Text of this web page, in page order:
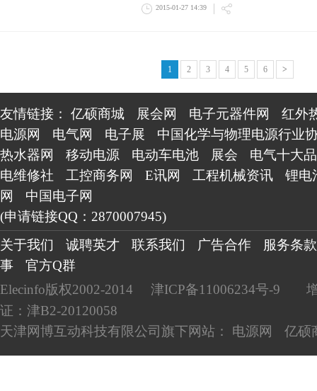
2015-01-27 14:39
1 2 3 4 5 6 >
友情链接： 亿硕商城 展会网 电子元器件网
红外
电源网
电气网 电子展
中国化学与物理电源行业
热水器网
移动电源 电动车电池 展会
电气十大
电维修社
工控商务网 E讯网 工程机械资讯
锂电
网
中国电子网
(申请链接QQ：2870007945)
关于我们
诚聘英才 联系我们 广告合作
服务条款
事
官方Q群
Elecinfo版权2002-2014
津ICP备11006234号-9
证：津B2-20120058
天津网博互动科技有限公司旗下网站： 电源网 亿硕